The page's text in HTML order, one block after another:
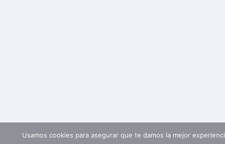
Usamos cookies para asegurar que te damos la mejor